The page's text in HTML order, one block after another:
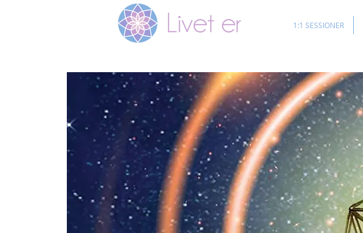
1:1 SESSIONER